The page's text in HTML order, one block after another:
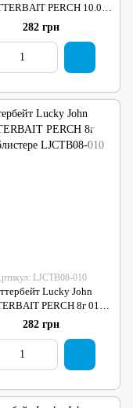
PERCH 10.0г
011 в блистере
282 грн
LJCTB08-010
Lucky John
PERCH 8г 010 в
блистере
282 грн